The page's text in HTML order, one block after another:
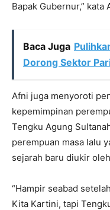
Bapak Gubernur,” kata
Baca Juga
Dorong Sektor
Afni juga menyoroti
kepemimpinan
Tengku Agung
perempuan masa lalu
sejarah baru diukir
“Hampir seabad
Kita Kartini, tapi